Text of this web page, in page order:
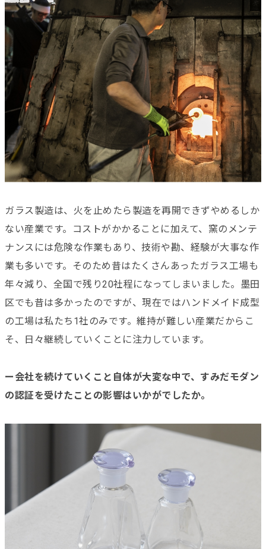
ガラス製造は、火を止めたら製造を再開できずやめるしか
ない産業です。コストがかかることに加えて、窯のメンテ
ナンスには危険な作業もあり、技術や勘、経験が大事な作
業も多いです。そのため昔はたくさんあったガラス工場も
年々減り、全国で残り20社程になってしまいました。墨田
区でも昔は多かったのですが、現在ではハンドメイド成型
の工場は私たち1社のみです。維持が難しい産業だからこ
そ、日々継続していくことに注力しています。
ー会社を続けていくこと自体が大変な中で、すみだモダン
の認証を受けたことの影響はいかがでしたか。